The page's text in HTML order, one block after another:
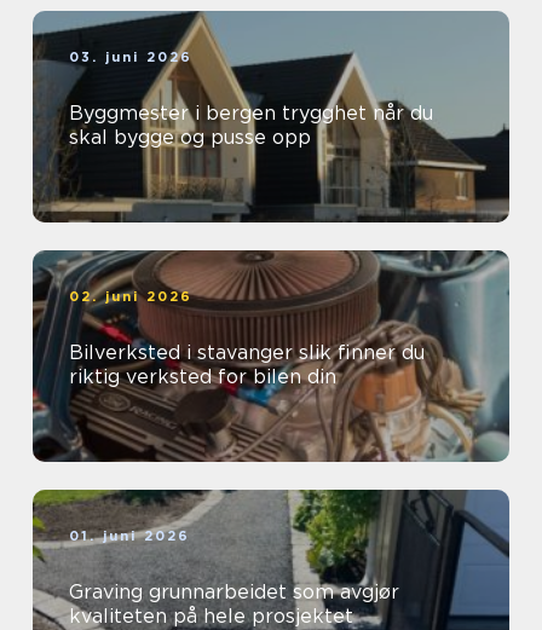
03. juni 2026
Byggmester i bergen trygghet når du
skal bygge og pusse opp
02. juni 2026
Bilverksted i stavanger slik finner du
riktig verksted for bilen din
01. juni 2026
Graving grunnarbeidet som avgjør
kvaliteten på hele prosjektet